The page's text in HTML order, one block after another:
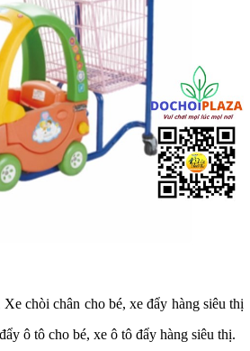
chòi chân cho bé, xe đẩy hàng siêu thị
ô tô cho bé, xe ô tô đẩy hàng siêu thị.